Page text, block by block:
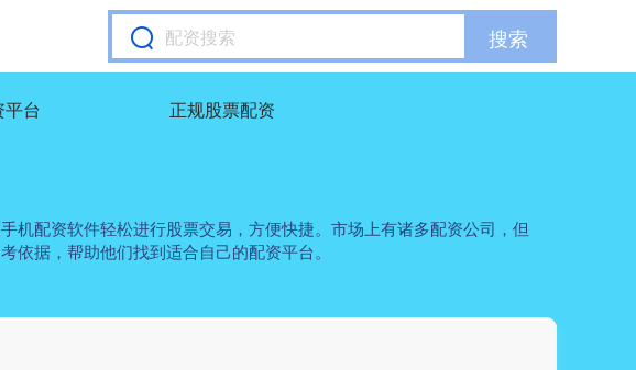
搜索
台 正规股票配资
机配资软件轻松进行股票交易，方便快捷。市场上有诸多配资公司，但
据，帮助他们找到适合自己的配资平台。